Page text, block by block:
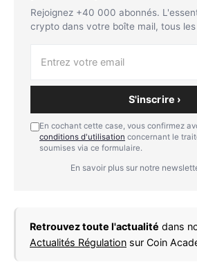
Rejoignez +40 000 abonnés.
crypto dans votre boîte mail, tous les
S'inscrire ›
En cochant cette case, vous confirmez
conditions d'utilisation concernant le
soumises via ce formulaire.
En savoir plus sur notre
Retrouvez toute l'actualité dans
Actualités Régulation sur Coin